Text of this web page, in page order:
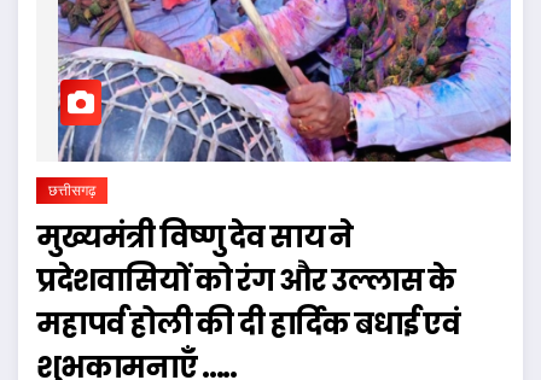
छत्तीसगढ़
मुख्यमंत्री विष्णु देव साय ने
प्रदेशवासियों को रंग और उल्लास के
महापर्व होली की दी हार्दिक बधाई एवं
शुभकामनाएँ …..